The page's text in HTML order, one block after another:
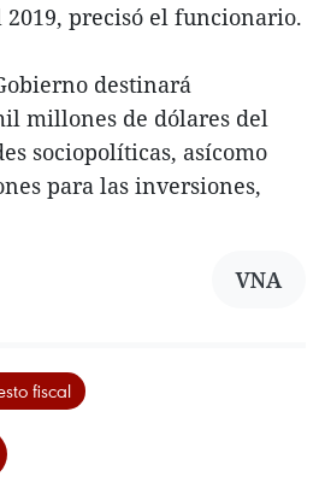
precisó el funcionario.
destinará
millones de dólares del
sociopolíticas, asícomo
para las inversiones,
VNA
fiscal